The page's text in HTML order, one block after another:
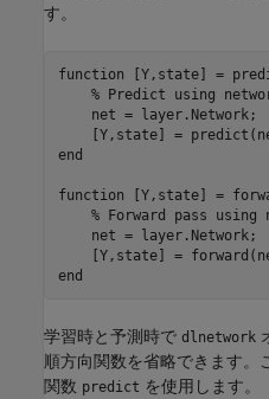
す。
function [Y,state] =
% Predict using
    net = layer.Network;
end
function [Y,state] =
% Forward pass using
    net = layer.Network;
end
学習時と予測時で dlnetwork
順方向関数を省略できます。
関数 predict を使用します。